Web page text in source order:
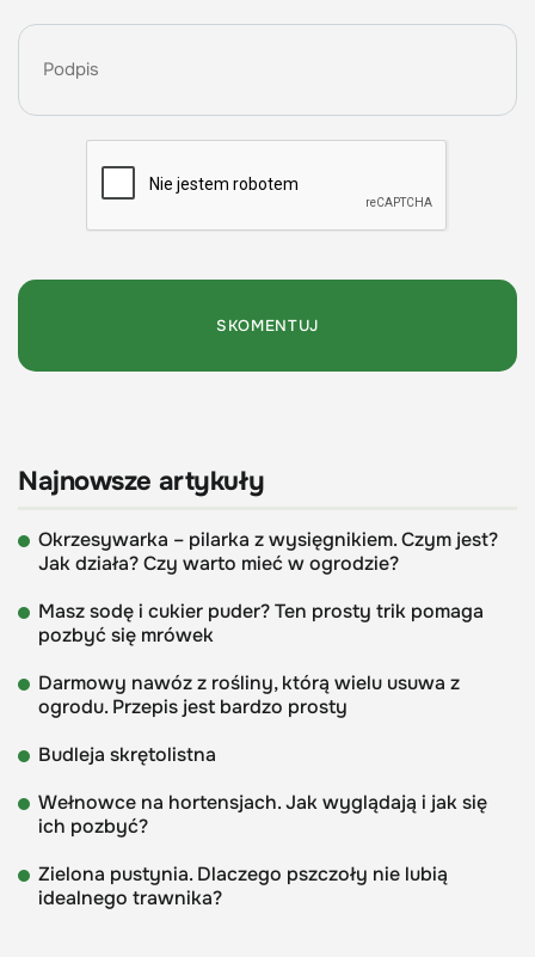
Najnowsze artykuły
Okrzesywarka – pilarka z wysięgnikiem. Czym jest?
Jak działa? Czy warto mieć w ogrodzie?
Masz sodę i cukier puder? Ten prosty trik pomaga
pozbyć się mrówek
Darmowy nawóz z rośliny, którą wielu usuwa z
ogrodu. Przepis jest bardzo prosty
Budleja skrętolistna
Wełnowce na hortensjach. Jak wyglądają i jak się
ich pozbyć?
Zielona pustynia. Dlaczego pszczoły nie lubią
idealnego trawnika?